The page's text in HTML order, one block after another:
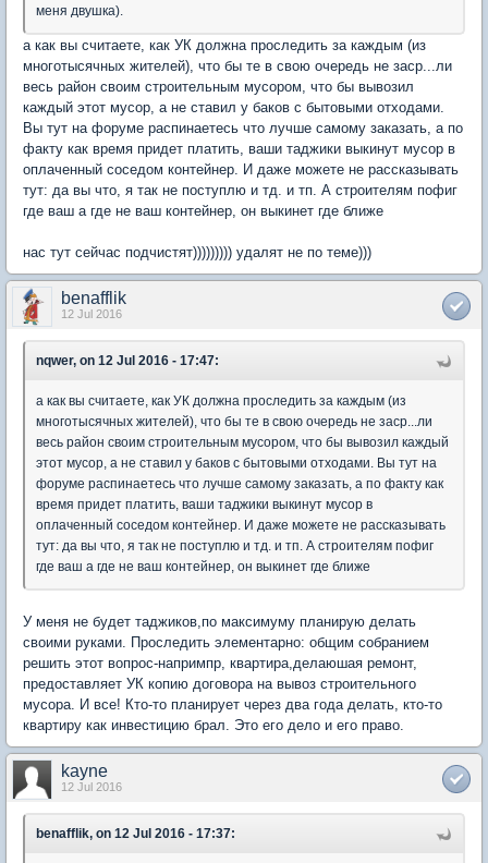
меня двушка).
а как вы считаете, как УК должна проследить за каждым (из
многотысячных жителей), что бы те в свою очередь не заср...ли
весь район своим строительным мусором, что бы вывозил
каждый этот мусор, а не ставил у баков с бытовыми отходами.
Вы тут на форуме распинаетесь что лучше самому заказать, а по
факту как время придет платить, ваши таджики выкинут мусор в
оплаченный соседом контейнер. И даже можете не рассказывать
тут: да вы что, я так не поступлю и тд. и тп. А строителям пофиг
где ваш а где не ваш контейнер, он выкинет где ближе
нас тут сейчас подчистят))))))))) удалят не по теме)))
benafflik
12 Jul 2016
nqwer, on 12 Jul 2016 - 17:47:
а как вы считаете, как УК должна проследить за каждым (из
многотысячных жителей), что бы те в свою очередь не заср...ли
весь район своим строительным мусором, что бы вывозил каждый
этот мусор, а не ставил у баков с бытовыми отходами. Вы тут на
форуме распинаетесь что лучше самому заказать, а по факту как
время придет платить, ваши таджики выкинут мусор в
оплаченный соседом контейнер. И даже можете не рассказывать
тут: да вы что, я так не поступлю и тд. и тп. А строителям пофиг
где ваш а где не ваш контейнер, он выкинет где ближе
У меня не будет таджиков,по максимуму планирую делать
своими руками. Проследить элементарно: общим собранием
решить этот вопрос-напримпр, квартира,делаюшая ремонт,
предоставляет УК копию договора на вывоз строительного
мусора. И все! Кто-то планирует через два года делать, кто-то
квартиру как инвестицию брал. Это его дело и его право.
kayne
12 Jul 2016
benafflik, on 12 Jul 2016 - 17:37: